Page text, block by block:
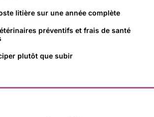
litière sur une année complète
préventifs et frais de santé
plutôt que subir